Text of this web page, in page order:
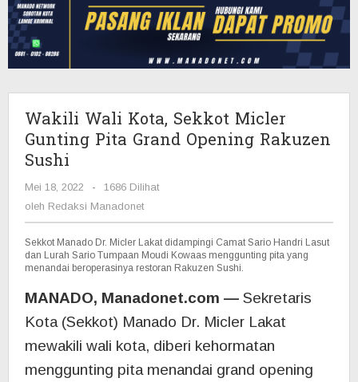
Sekkot
Micler
Gunting
Pita
Opening
Sushi
Wakili Wali Kota, Sekkot Micler
Gunting Pita Grand Opening Rakuzen
Sushi
Mei 18, 2022
oleh
Redaksi
-
1686 Dilihat
oleh Redaksi Manadonet
Sekkot Manado Dr. Micler Lakat didampingi Camat Sario Handri Lasut
dan Lurah Sario Tumpaan Moudi Kowaas menggunting pita yang
menandai beroperasinya restoran Rakuzen Sushi.
MANADO, Manadonet.com — Sekretaris
Kota (Sekkot) Manado Dr. Micler Lakat
mewakili wali kota, diberi kehormatan
menggunting pita menandai grand opening